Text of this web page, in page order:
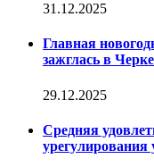
31.12.2025
Главная
зажглась в
29.12.2025
Средняя